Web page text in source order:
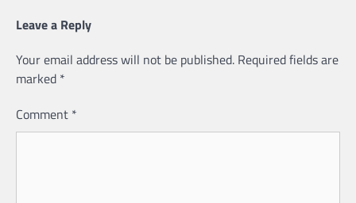
Leave a Reply
Your email address will not be published. Required fields are
marked *
Comment *